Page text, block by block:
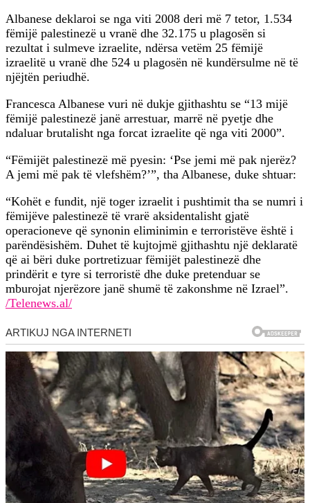
Albanese deklaroi se nga viti 2008 deri më 7 tetor, 1.534
fëmijë palestinezë u vranë dhe 32.175 u plagosën si
rezultat i sulmeve izraelite, ndërsa vetëm 25 fëmijë
izraelitë u vranë dhe 524 u plagosën në kundërsulme në të
njëjtën periudhë.
Francesca Albanese vuri në dukje gjithashtu se “13 mijë
fëmijë palestinezë janë arrestuar, marrë në pyetje dhe
ndaluar brutalisht nga forcat izraelite që nga viti 2000”.
“Fëmijët palestinezë më pyesin: ‘Pse jemi më pak njerëz?
A jemi më pak të vlefshëm?’”, tha Albanese, duke shtuar:
“Kohët e fundit, një toger izraelit i pushtimit tha se numri i
fëmijëve palestinezë të vrarë aksidentalisht gjatë
operacioneve që synonin eliminimin e terroristëve është i
parëndësishëm. Duhet të kujtojmë gjithashtu një deklaratë
që ai bëri duke portretizuar fëmijët palestinezë dhe
prindërit e tyre si terroristë dhe duke pretenduar se
mburojat njerëzore janë shumë të zakonshme në Izrael”.
/Telenews.al/